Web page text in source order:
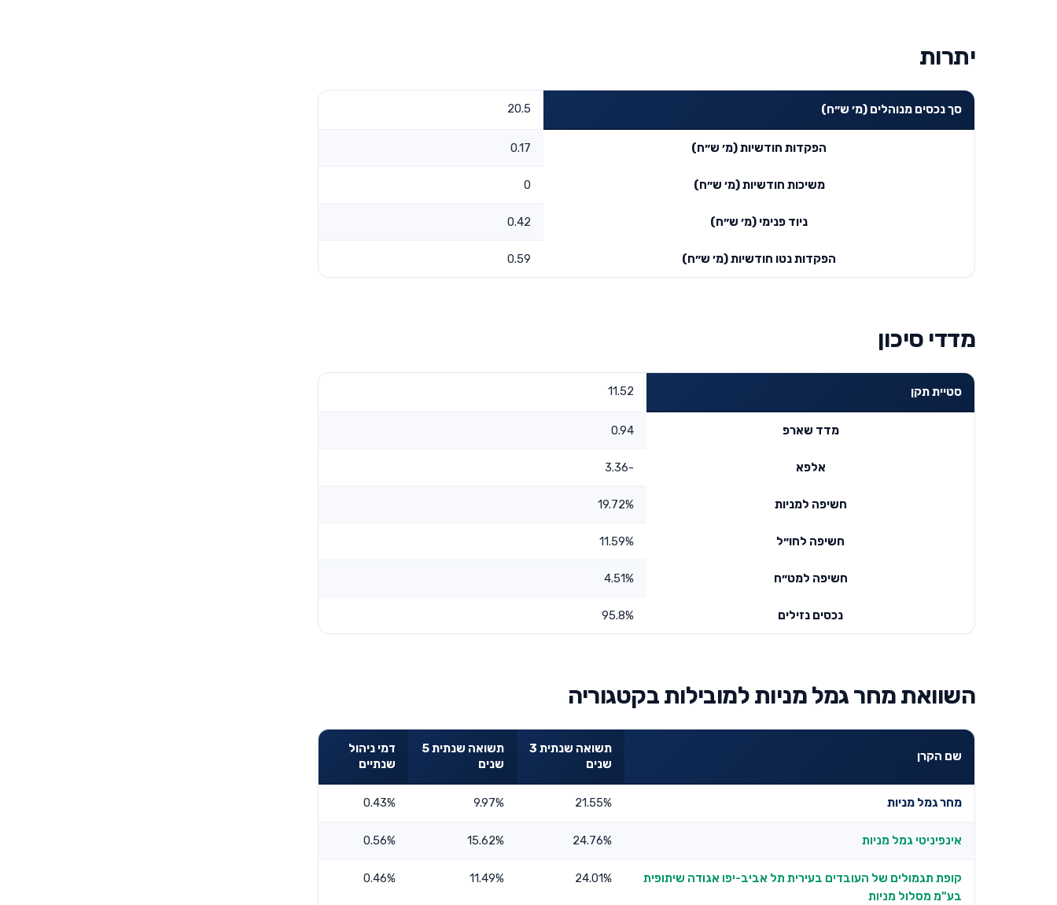
יתרות
סך נכסים מנוהלים (מ׳ ש״ח) 20.5
הפקדות חודשיות (מ׳ ש״ח) 0.17
משיכות חודשיות (מ׳ ש״ח) 0
ניוד פנימי (מ׳ ש״ח) 0.42
הפקדות נטו חודשיות (מ׳ ש״ח) 0.59
מדדי סיכון
סטיית תקן 11.52
מדד שארפ 0.94
אלפא -3.36
חשיפה למניות 19.72%
חשיפה לחו״ל 11.59%
חשיפה למט״ח 4.51%
נכסים נזילים 95.8%
השוואת מחר גמל מניות למובילות בקטגוריה
שם הקרן
תשואה שנתית 3
שנים
תשואה שנתית 5
שנים
דמי ניהול
שנתיים
מחר גמל מניות 21.55%
9.97%
0.43%
אינפיניטי גמל מניות 24.76%
15.62%
0.56%
קופת תגמולים של העובדים בעירית תל אביב-יפו אגודה שיתופית
בע"מ מסלול מניות
24.01%
11.49%
0.46%